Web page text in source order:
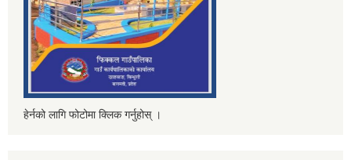
हेर्नको लागि फोटोमा क्लिक गर्नुहोस् ।